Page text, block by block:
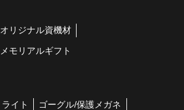
オリジナル資機材
メモリアルギフト
ライト ゴーグル/保護メガネ